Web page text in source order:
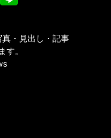
・見出し・記事
す。